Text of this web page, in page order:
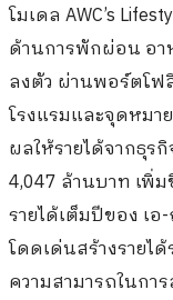
โมเดล AWC’s
ด้านการพักผ่อน อา
ลงตัว ผ่านพอร์ตโฟ
โรงแรมและจุดหม
ผลให้รายได้จากธุร
4,047 ล้านบาท เพิ่
รายได้เต็มปีของ เ
โดดเด่นสร้างรายไ
ความสามารถในกา